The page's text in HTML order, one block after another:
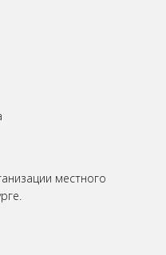
местного